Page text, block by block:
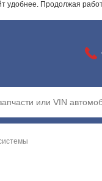
удобнее. Продолжая